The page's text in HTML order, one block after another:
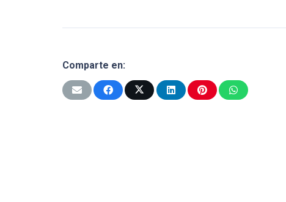
Comparte en: